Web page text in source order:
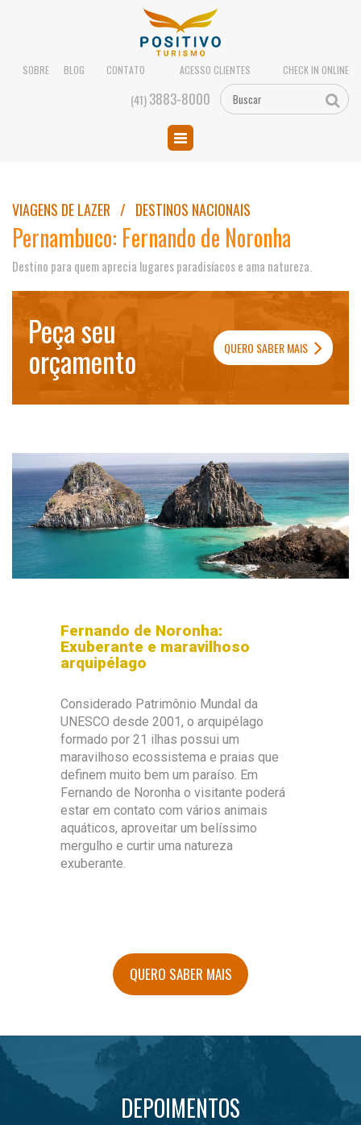
SOBRE BLOG CONTATO ACESSO CLIENTES CHECK IN ONLINE
(41)3883-8000
VIAGENS DE LAZER / DESTINOS NACIONAIS
Pernambuco: Fernando de Noronha
Destino para quem aprecia lugares paradisíacos e ama natureza.
Peça seu
orçamento QUERO SABER MAIS
Fernando de Noronha:
Exuberante e maravilhoso
arquipélago
Considerado Patrimônio Mundal da
UNESCO desde 2001, o arquipélago
formado por 21 ilhas possui um
maravilhoso ecossistema e praias que
definem muito bem um paraíso. Em
Fernando de Noronha o visitante poderá
estar em contato com vários animais
aquáticos, aproveitar um belíssimo
mergulho e curtir uma natureza
exuberante.
QUERO SABER MAIS
DEPOIMENTOS